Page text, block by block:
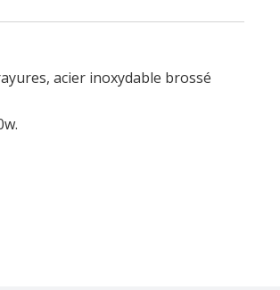
acier inoxydable brossé